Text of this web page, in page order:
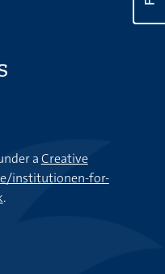
aCreative
institutionen-for-
.